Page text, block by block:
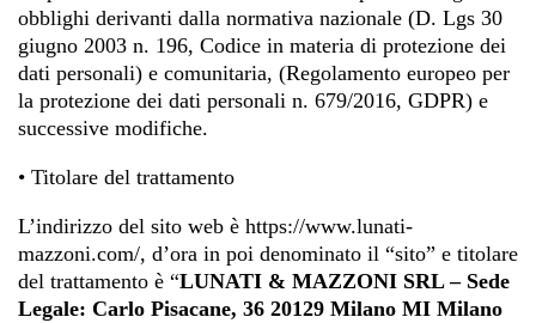
obblighi derivanti dalla normativa nazionale (D. Lgs 30
giugno 2003 n. 196, Codice in materia di protezione dei
dati personali) e comunitaria, (Regolamento europeo per
la protezione dei dati personali n. 679/2016, GDPR) e
successive modifiche.
• Titolare del trattamento
L’indirizzo del sito web è https://www.lunati-
mazzoni.com/, d’ora in poi denominato il “sito” e titolare
del trattamento è “LUNATI & MAZZONI SRL – Sede
Legale: Carlo Pisacane, 36 20129 Milano MI Milano